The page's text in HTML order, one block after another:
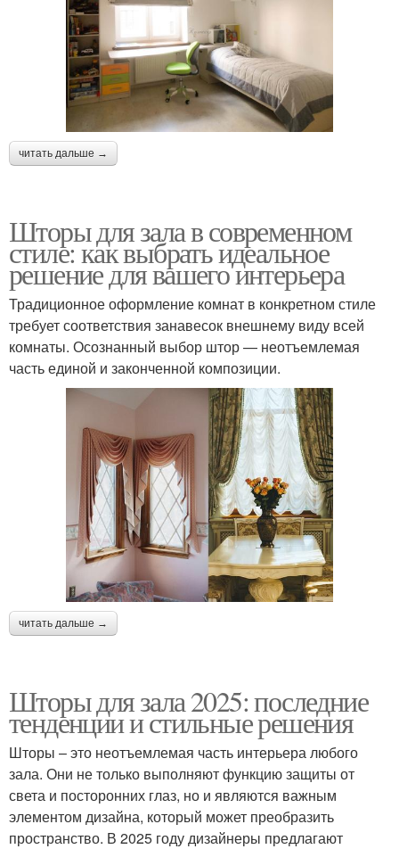
читать дальше →
Шторы для зала в современном
стиле: как выбрать идеальное
решение для вашего интерьера
Традиционное оформление комнат в конкретном стиле
требует соответствия занавесок внешнему виду всей
комнаты. Осознанный выбор штор — неотъемлемая
часть единой и законченной композиции.
читать дальше →
Шторы для зала 2025: последние
тенденции и стильные решения
Шторы – это неотъемлемая часть интерьера любого
зала. Они не только выполняют функцию защиты от
света и посторонних глаз, но и являются важным
элементом дизайна, который может преобразить
пространство. В 2025 году дизайнеры предлагают